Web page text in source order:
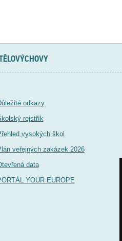
odkazy
rejstřík
vysokých škol
veřejných zakázek 2026
data
YOUR EUROPE